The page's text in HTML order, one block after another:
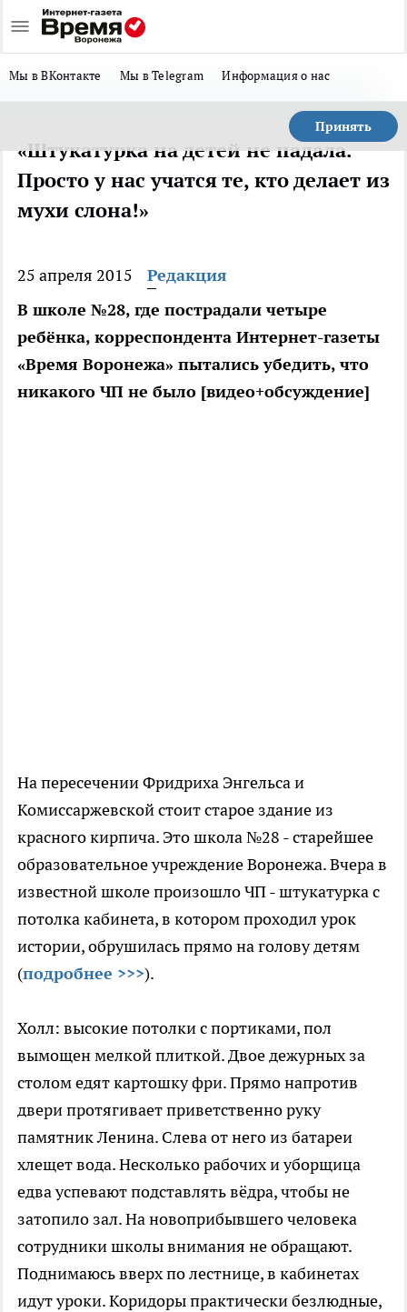
Мы в ВКонтакте Мы в Telegram Информация о нас
Принять
«Штукатурка на детей не падала.
Просто у нас учатся те, кто делает из
мухи слона!»
25 апреля 2015
Редакция
В школе №28, где пострадали четыре
ребёнка, корреспондента Интернет-газеты
«Время Воронежа» пытались убедить, что
никакого ЧП не было [видео+обсуждение]
На пересечении Фридриха Энгельса и
Комиссаржевской стоит старое здание из
красного кирпича. Это школа №28 - старейшее
образовательное учреждение Воронежа. Вчера в
известной школе произошло ЧП - штукатурка с
потолка кабинета, в котором проходил урок
истории, обрушилась прямо на голову детям
(подробнее >>>).
Холл: высокие потолки с портиками, пол
вымощен мелкой плиткой. Двое дежурных за
столом едят картошку фри. Прямо напротив
двери протягивает приветственно руку
памятник Ленина. Слева от него из батареи
хлещет вода. Несколько рабочих и уборщица
едва успевают подставлять вёдра, чтобы не
затопило зал. На новоприбывшего человека
сотрудники школы внимания не обращают.
Поднимаюсь вверх по лестнице, в кабинетах
идут уроки. Коридоры практически безлюдные,